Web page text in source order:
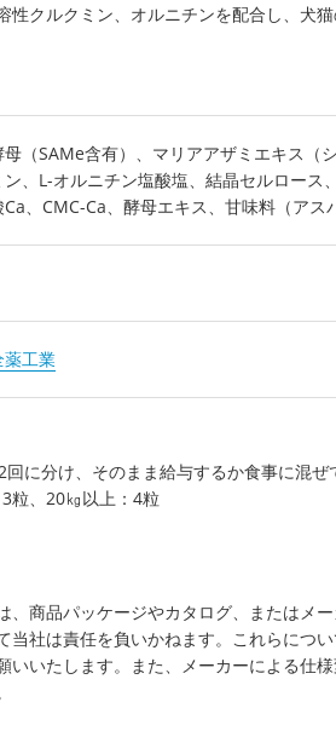
性クルクミン、オルニチンを配合し、犬
母（SAMe含有）、マリアアザミエキス（
ン、L-オルニチン塩酸塩、結晶セルロース
Ca、CMC-Ca、酵母エキス、甘味料（アス
薬工業
に分け、そのまま給与するか食事に混ぜ
粒、20㎏以上：4粒
、商品パッケージやカタログ、またはメ
当社は責任を負いかねます。これらにつ
いいたします。また、メーカーによる仕